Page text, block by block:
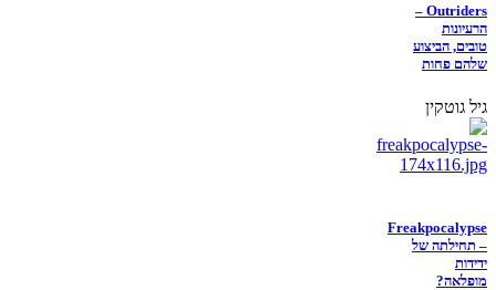
Outriders –
הרעיונות
טובים, הביצוע
שלהם פחות
גיל גוטקין
Freakpocalypse
– תחילתה של
ידידות
מופלאה?